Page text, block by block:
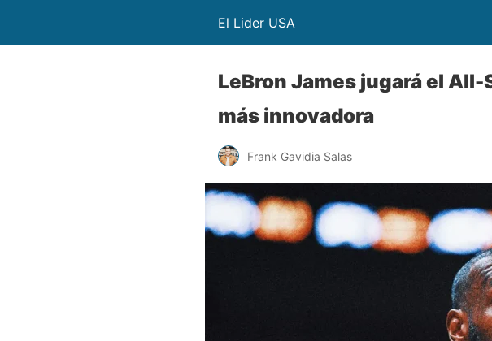
El Lider USA
LeBron James jugará el All-
más innovadora
Frank Gavidia Salas